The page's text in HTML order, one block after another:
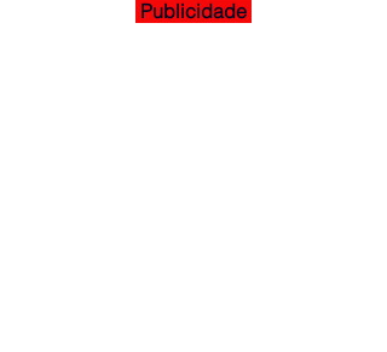
Publicidade